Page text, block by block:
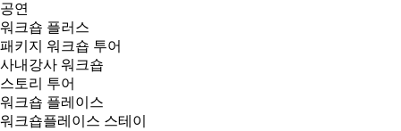
공연
워크숍 플러스
패키지 워크숍 투어
사내강사 워크숍
스토리 투어
워크숍 플레이스
워크숍플레이스 스테이